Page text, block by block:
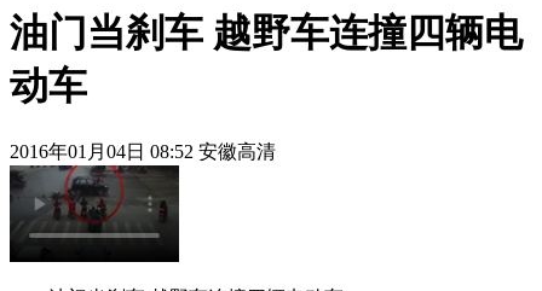
油门当刹车 越野车连撞四辆电
动车
2016年01月04日 08:52 安徽高清